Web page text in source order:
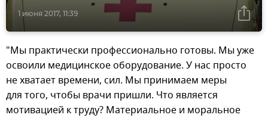
1 июня 2017, 11:39
"Мы практически профессионально готовы. Мы уже
освоили медицинское оборудование. У нас просто
не хватает времени, сил. Мы принимаем меры
для того, чтобы врачи пришли. Что является
мотивацией к труду? Материальное и моральное